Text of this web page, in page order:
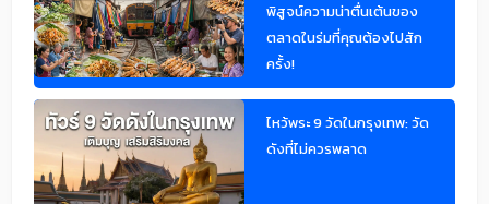
พิสูจน์ความน่าตื่นเต้นของ
ตลาดในร่มที่คุณต้องไปสัก
ครั้ง!
ไหว้พระ 9 วัดในกรุงเทพ: วัด
ดังที่ไม่ควรพลาด